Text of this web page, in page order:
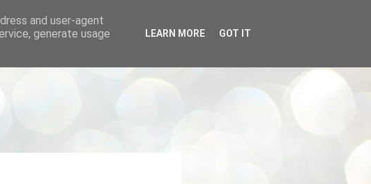
and user-agent
generate usage
LEARN MORE GOT IT